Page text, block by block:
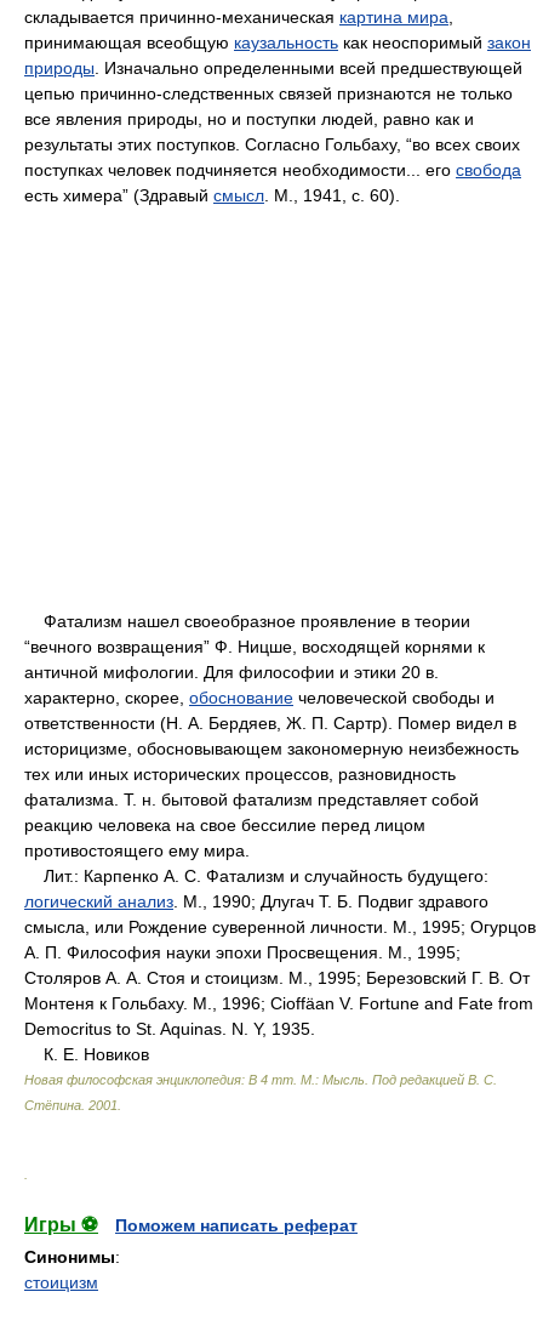
складывается причинно-механическая картина мира
принимающая всеобщую каузальность как неоспоримый закон
природы . Изначально определенными всей предшествующей
цепью причинно-следственных связей признаются не только
все явления природы, но и поступки людей, равно как и
результаты этих поступков. Согласно Гольбаху, “во всех своих
поступках человек подчиняется необходимости... его свобода
есть химера” (Здравый смысл . М., 1941, с. 60).
Фатализм нашел своеобразное проявление в теории
“вечного возвращения” Ф. Ницше, восходящей корнями к
античной мифологии. Для философии и этики 20 в.
характерно, скорее, обоснование человеческой свободы и
ответственности (Н. А. Бердяев, Ж. П. Сартр). Помер видел в
историцизме, обосновывающем закономерную неизбежность
тех или иных исторических процессов, разновидность
фатализма. Т. н. бытовой фатализм представляет собой
реакцию человека на свое бессилие перед лицом
противостоящего ему мира.
Лит.: Карпенко А. С. Фатализм и случайность будущего:
логический анализ . М., 1990; Длугач Т. Б. Подвиг здравого
смысла, или Рождение суверенной личности. М., 1995; Огурцов
А. П. Философия науки эпохи Просвещения. М., 1995;
Столяров А. А. Стоя и стоицизм. М., 1995; Березовский Г. В. От
Монтеня к Гольбаху. М., 1996; Cioffäan V. Fortune and Fate from
Democritus to St. Aquinas. N. Y, 1935.
К. Е. Новиков
Новая философская энциклопедия: В 4 тт. М.: Мысль Под редакцией В. С.
Стёпина 2001
Игры ⚽
Поможем написать реферат
Синонимы:
стоицизм